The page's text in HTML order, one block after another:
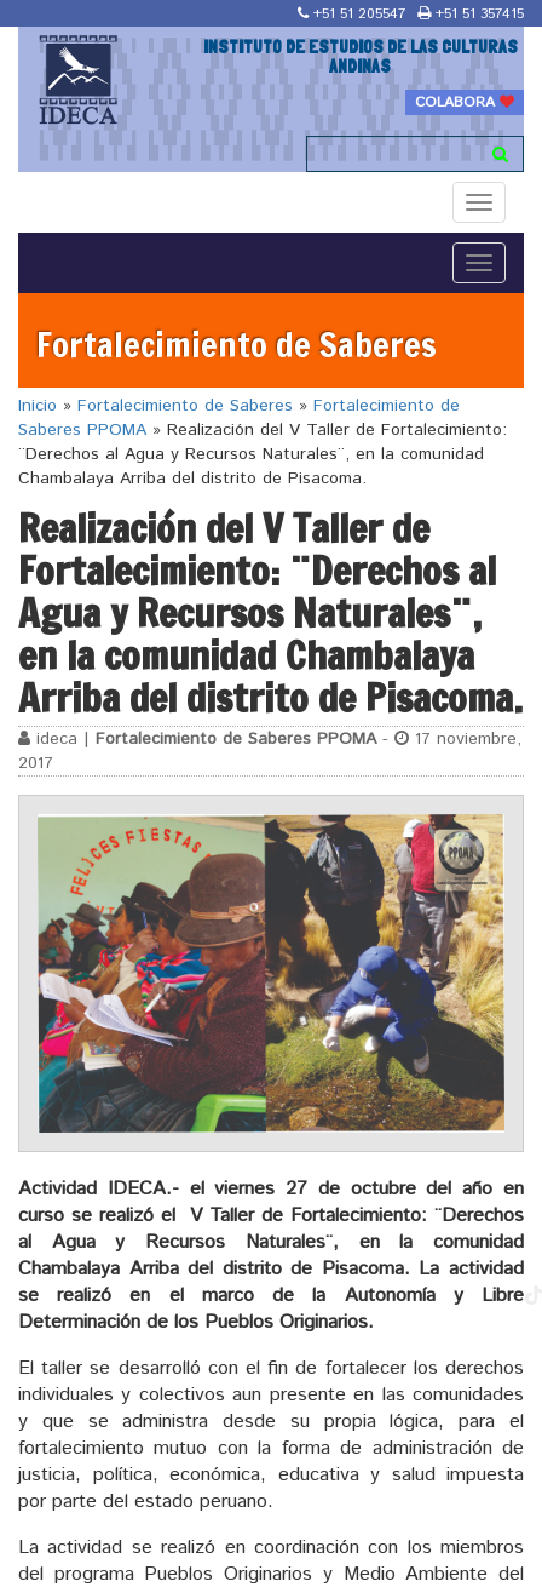
+51 51 205547 +51 51 357415
INSTITUTO DE ESTUDIOS DE LAS CULTURAS
ANDINAS
COLABORA
Toggle
Toggle
Fortalecimiento de Saberes
Inicio » Fortalecimiento de Saberes » Fortalecimiento de
Saberes PPOMA » Realización del V Taller de Fortalecimiento:
¨Derechos al Agua y Recursos Naturales¨, en la comunidad
Chambalaya Arriba del distrito de Pisacoma.
Realización del V Taller de
Fortalecimiento: ¨Derechos al
Agua y Recursos Naturales¨,
en la comunidad Chambalaya
Arriba del distrito de Pisacoma.
ideca | Fortalecimiento de Saberes PPOMA-
17 noviembre,
2017
Actividad IDECA.- el viernes 27 de octubre del año en
curso se realizó el V Taller de Fortalecimiento: ¨Derechos
al Agua y Recursos Naturales¨, en la comunidad
Chambalaya Arriba del distrito de Pisacoma. La actividad
se realizóen el marco de la Autonomía y Libre
Determinación de los Pueblos Originarios.
El taller se desarrolló con el fin de fortalecer los derechos
individuales y colectivos aun presente en las comunidades
y que se administra desde su propia lógica, para el
fortalecimiento mutuo con la forma de administración de
justicia, política, económica, educativa y salud impuesta
por parte del estado peruano.
La actividad se realizó en coordinación con los miembros
del programa Pueblos Originarios y Medio Ambiente del